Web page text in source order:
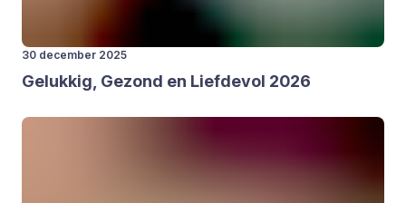
30 december 2025
Geluk­kig, Gezond en Lief­de­vol 2026